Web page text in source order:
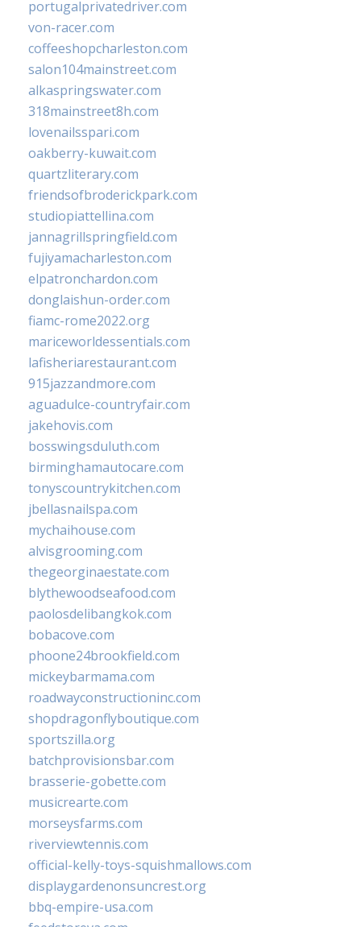
portugalprivatedriver.com
von-racer.com
coffeeshopcharleston.com
salon104mainstreet.com
alkaspringswater.com
318mainstreet8h.com
lovenailsspari.com
oakberry-kuwait.com
quartzliterary.com
friendsofbroderickpark.com
studiopiattellina.com
jannagrillspringfield.com
fujiyamacharleston.com
elpatronchardon.com
donglaishun-order.com
fiamc-rome2022.org
mariceworldessentials.com
lafisheriarestaurant.com
915jazzandmore.com
aguadulce-countryfair.com
jakehovis.com
bosswingsduluth.com
birminghamautocare.com
tonyscountrykitchen.com
jbellasnailspa.com
mychaihouse.com
alvisgrooming.com
thegeorginaestate.com
blythewoodseafood.com
paolosdelibangkok.com
bobacove.com
phoone24brookfield.com
mickeybarmama.com
roadwayconstructioninc.com
shopdragonflyboutique.com
sportszilla.org
batchprovisionsbar.com
brasserie-gobette.com
musicrearte.com
morseysfarms.com
riverviewtennis.com
official-kelly-toys-squishmallows.com
displaygardenonsuncrest.org
bbq-empire-usa.com